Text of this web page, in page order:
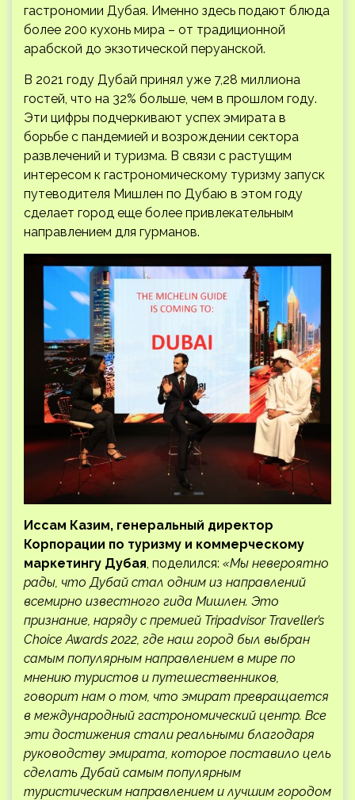
гастрономии Дубая. Именно здесь подают блюда
более 200 кухонь мира – от традиционной
арабской до экзотической перуанской.
В 2021 году Дубай принял уже 7,28 миллиона
гостей, что на 32% больше, чем в прошлом году.
Эти цифры подчеркивают успех эмирата в
борьбе с пандемией и возрождении сектора
развлечений и туризма. В связи с растущим
интересом к гастрономическому туризму запуск
путеводителя Мишлен по Дубаю в этом году
сделает город еще более привлекательным
направлением для гурманов.
Иссам Казим, генеральный директор
Корпорации по туризму и коммерческому
маркетингу Дубая , поделился: «Мы невероятно
рады, что Дубай стал одним из направлений
всемирно известного гида Мишлен. Это
признание, наряду с премией Tripadvisor Traveller’s
Choice Awards 2022, где наш город был выбран
самым популярным направлением в мире по
мнению туристов и путешественников,
говорит нам о том, что эмират превращается
в международный гастрономический центр. Все
эти достижения стали реальными благодаря
руководству эмирата, которое поставило цель
сделать Дубай самым популярным
туристическим направлением и лучшим городом